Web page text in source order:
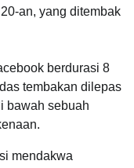
an, yang ditembak
berdurasi 8
tembakan dilepas
bawah sebuah
mendakwa